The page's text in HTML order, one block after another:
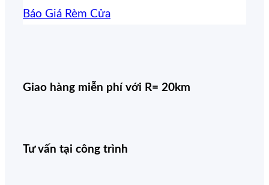
Báo Giá Rèm Cửa
Giao hàng miễn phí với R= 20km
Tư vấn tại công trình